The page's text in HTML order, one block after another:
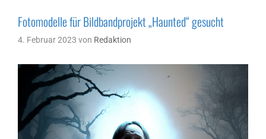
Fotomodelle für Bildbandprojekt „Haunted“ gesucht
4. Februar 2023 von Redaktion